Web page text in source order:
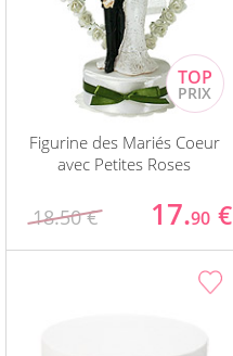
Figurine des Mariés Coeur
avec Petites Roses
18.50 € 17.90 €